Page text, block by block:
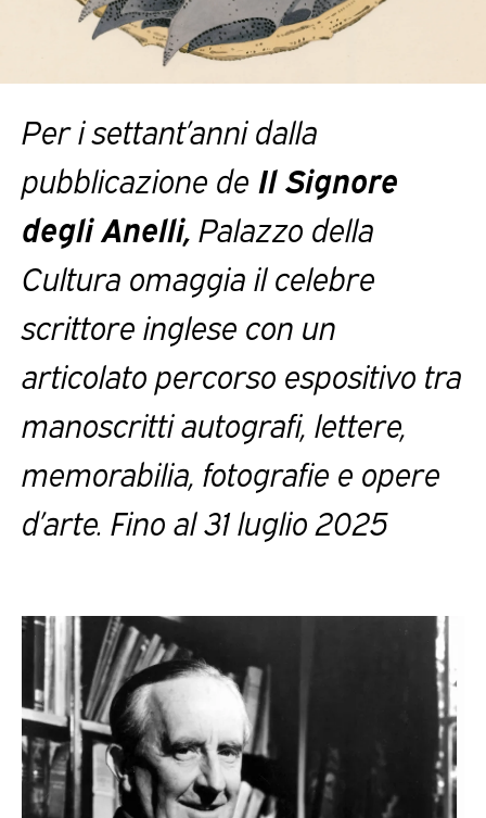
Per i settant’anni dalla
pubblicazione de Il Signore
degli Anelli, Palazzo della
Cultura omaggia il celebre
scrittore inglese con un
articolato percorso espositivo tra
manoscritti autografi, lettere,
memorabilia, fotografie e opere
d’arte. Fino al 31 luglio 2025